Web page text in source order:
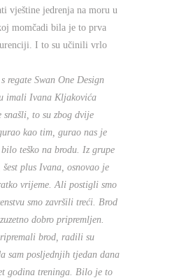
vještine jedrenja na moru u
momčadi bila je to prva
I to su učinili vrlo
regate Swan One Design
imali Ivana Kljakovića
snašli, to su zbog dvije
kao tim, gurao nas je
teško na brodu. Iz grupe
plus Ivana, osnovao je
vrijeme. Ali postigli smo
smo završili treći. Brod
dobro pripremljen.
brod, radili su
sam posljednjih tjedan dana
godina treninga. Bilo je to